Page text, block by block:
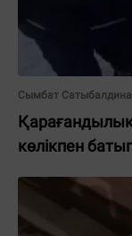
Сымбат Сатыбалдина
көлікпен